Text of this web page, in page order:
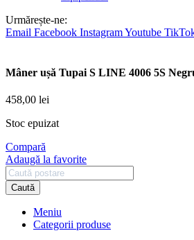
Urmărește-ne:
Email Facebook InstagramYoutube
Mâner ușă Tupai S LINE 4006 5S
458,00 lei
Stoc epuizat
Compară
Adaugă la favorite
Caută
Meniu
Categorii produse